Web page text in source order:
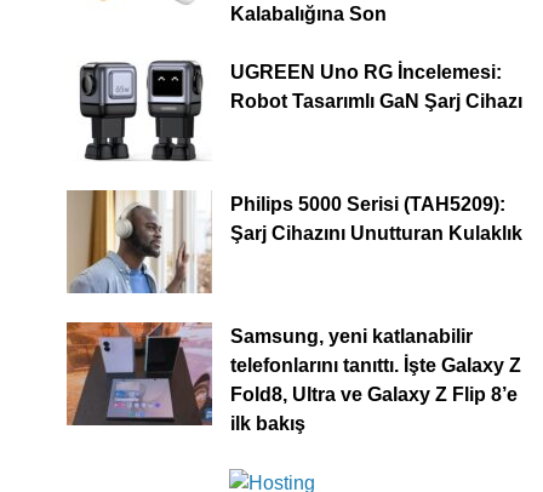
Kalabalığına Son
UGREEN Uno RG İncelemesi:
Robot Tasarımlı GaN Şarj Cihazı
Philips 5000 Serisi (TAH5209):
Şarj Cihazını Unutturan Kulaklık
Samsung, yeni katlanabilir
telefonlarını tanıttı. İşte Galaxy Z
Fold8, Ultra ve Galaxy Z Flip 8’e
ilk bakış